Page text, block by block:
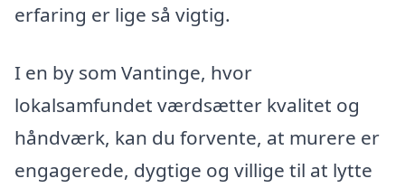
erfaring er lige så vigtig.
I en by som Vantinge, hvor
lokalsamfundet værdsætter kvalitet og
håndværk, kan du forvente, at murere er
engagerede, dygtige og villige til at lytte